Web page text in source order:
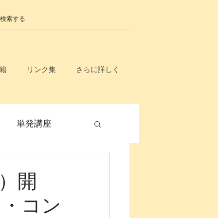
リンク集 さらに詳しく
単発講座
料 入門講座
開
コン